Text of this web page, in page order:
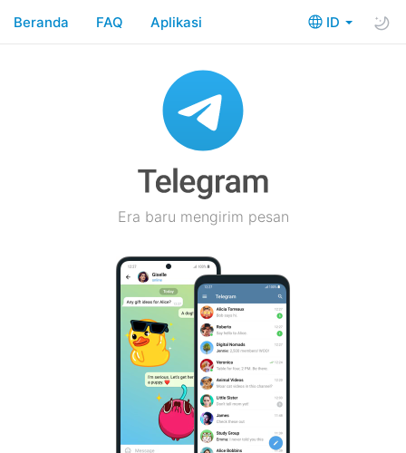
ID
Beranda FAQ Aplikasi
Era baru mengirim pesan